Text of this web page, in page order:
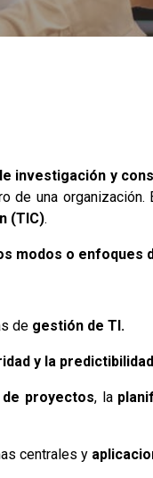
investigación y
de una
(TIC).
modos o enfoques
de gestión de TI.
y la
proyectos, la
centrales y